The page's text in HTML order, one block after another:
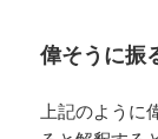
偉そうに振
上記のように